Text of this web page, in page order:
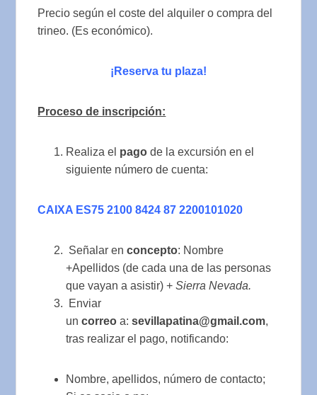
Precio según el coste del alquiler o compra del
trineo. (Es económico).
¡Reserva tu plaza!
Proceso de inscripción:
Realiza el pagode la excursión en el
siguiente número de cuenta:
CAIXA ES75 2100 8424 87 2200101020
Señalar enconcepto: Nombre
+Apellidos (de cada una de las personas
que vayan a asistir) +Sierra Nevada.
Enviar
uncorreoa: sevillapatina@gmail.com,
tras realizar el pago, notificando:
Nombre, apellidos, número de contacto;